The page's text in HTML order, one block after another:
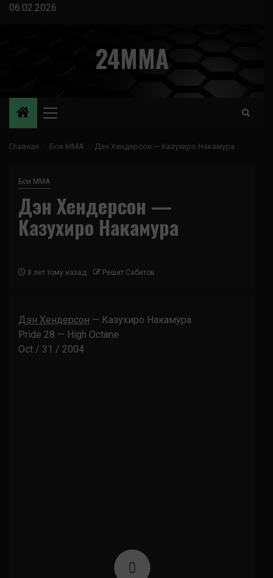
Перейти
06.02.2026
24MMA
Основное
Главная Бои ММА Дэн Хендерсон — Казухиро Накамура
Бои ММА
Дэн Хендерсон —
Казухиро Накамура
8 лет тому назад Решит Сабитов
Дэн Хендерсон — Казухиро Накамура
Pride 28 — High Octane
Oct / 31 / 2004
0